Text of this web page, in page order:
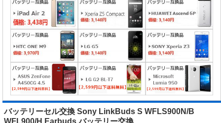
バッテリーセル交換 Sony LinkBuds S WFLS900N/B
WFL900/H Earbuds バッテリー交換